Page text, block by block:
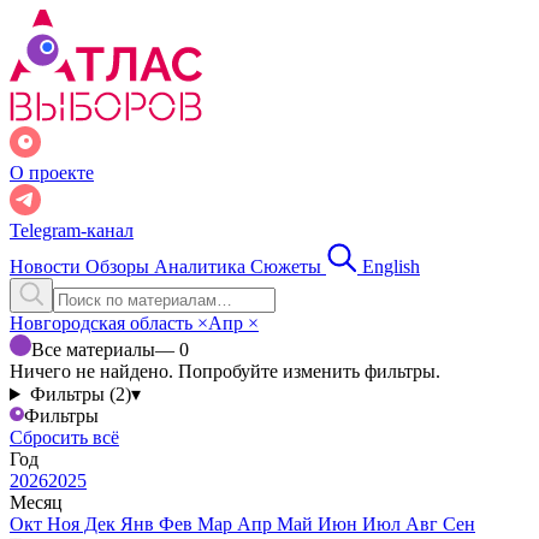
О проекте
Telegram-канал
Новости Обзоры Аналитика Сюжеты English
Новгородская область ×Апр ×
Все материалы— 0
Ничего не найдено. Попробуйте изменить фильтры.
Фильтры (2)▾
Фильтры
Сбросить всё
Год
20262025
Месяц
Окт Ноя Дек Янв Фев Мар Апр Май Июн Июл Авг Сен